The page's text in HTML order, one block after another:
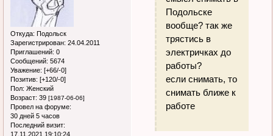
Откуда: Подольск
Зарегистрирован: 24.04.2011
Приглашений: 0
Сообщений: 5674
Уважение: [+66/-0]
Позитив: [+120/-0]
Пол: Женский
Возраст: 39 [1987-06-06]
Провел на форуме:
30 дней 5 часов
Последний визит:
17.11.2021 19:10:24
Подольске
вообще? так же
трястись в
электричках до
работы?
если снимать, то
снимать ближе к
работе